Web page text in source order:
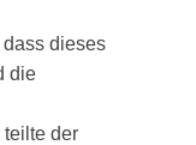
dieses
die
teilte der